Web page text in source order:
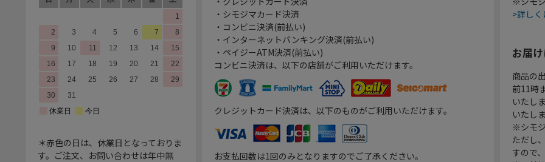
＊赤色の日は、休業日となっておりま
す。ご注文、お問い合わせは年中無
・シモジマカード決済
・コンビニ決済(前払い)
・インターネットバンキング決済(前払い)
・ペイジーATM決済(前払い)
コンビニ決済は、以下の店舗がご利用いただけます。
クレジットカード決済は、以下のものがご利用いただけます。
お支払回数は1回のみとなりますのでご了承ください。
>詳し
お届
商品の
前11時
いたし
いたし
※シモ
ただし
すので